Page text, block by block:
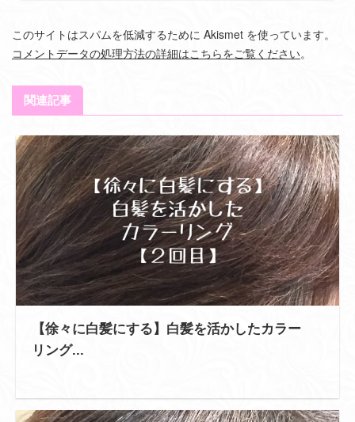
このサイトはスパムを低減するために Akismet を使っています。
コメントデータの処理方法の詳細はこちらをご覧ください。
関連記事
【徐々に白髪にする】白髪を活かしたカラー
リング...